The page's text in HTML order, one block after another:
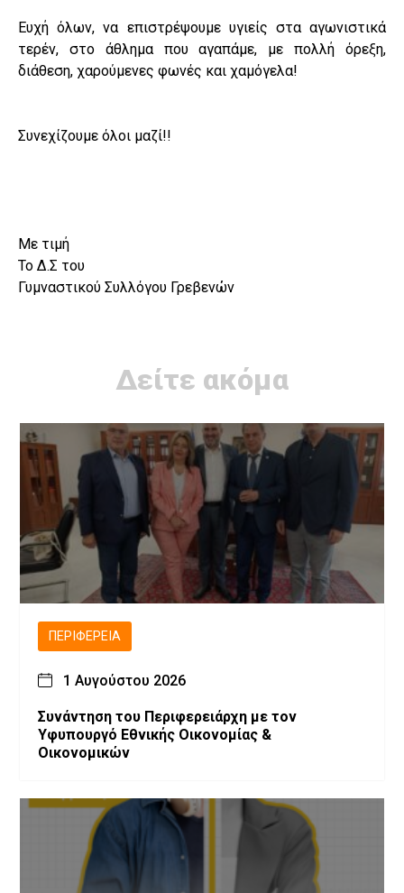
Ευχή όλων, να επιστρέψουμε υγιείς στα αγωνιστικά
τερέν, στο άθλημα που αγαπάμε, με πολλή όρεξη,
διάθεση, χαρούμενες φωνές και χαμόγελα!
Συνεχίζουμε όλοι μαζί!!
Με τιμή
Το Δ.Σ του
Γυμναστικού Συλλόγου Γρεβενών
Δείτε ακόμα
ΠΕΡΙΦΈΡΕΙΑ
1 Αυγούστου 2026
Συνάντηση του Περιφερειάρχη με τον
Υφυπουργό Εθνικής Οικονομίας &
Οικονομικών